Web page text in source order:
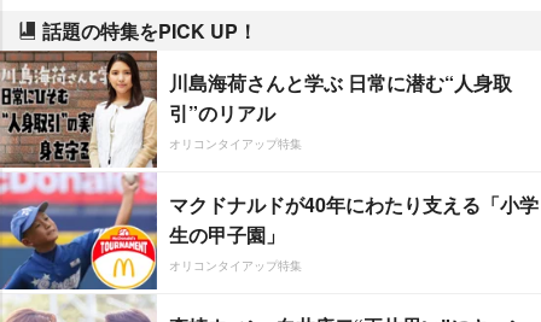
話題の特集をPICK UP！
川島海荷さんと学ぶ 日常に潜む“人身取
引”のリアル
オリコンタイアップ特集
マクドナルドが40年にわたり支える「小学
生の甲子園」
オリコンタイアップ特集